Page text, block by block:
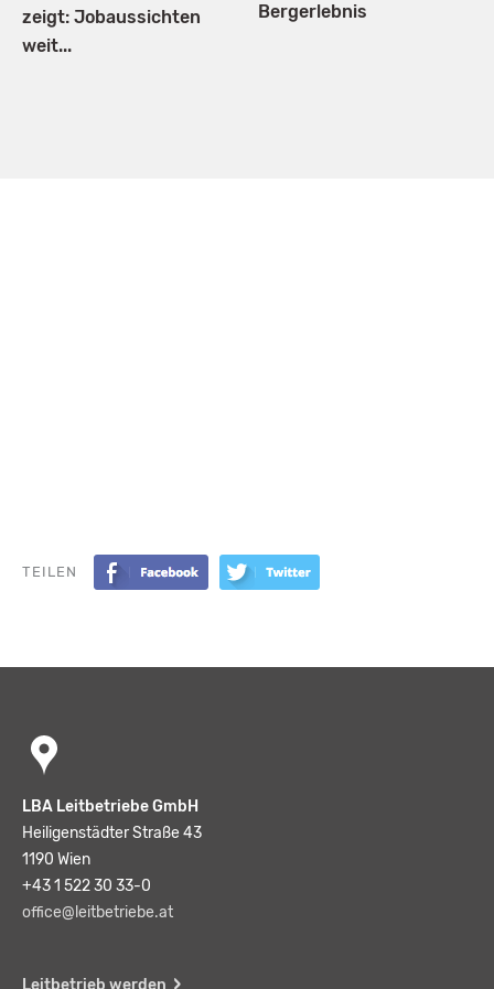
zeigt: Jobaussichten
weit...
Bergerlebnis
TEILEN
LBA Leitbetriebe GmbH
Heiligenstädter Straße 43
1190 Wien
+43 1 522 30 33-0
office@leitbetriebe.at